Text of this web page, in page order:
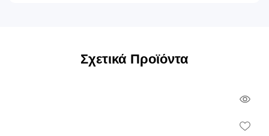
Σχετικά Προϊόντα